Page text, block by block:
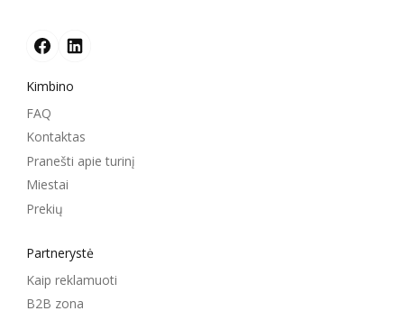
Kimbino
FAQ
Kontaktas
Pranešti apie turinį
Miestai
Prekių
Partnerystė
Kaip reklamuoti
B2B zona